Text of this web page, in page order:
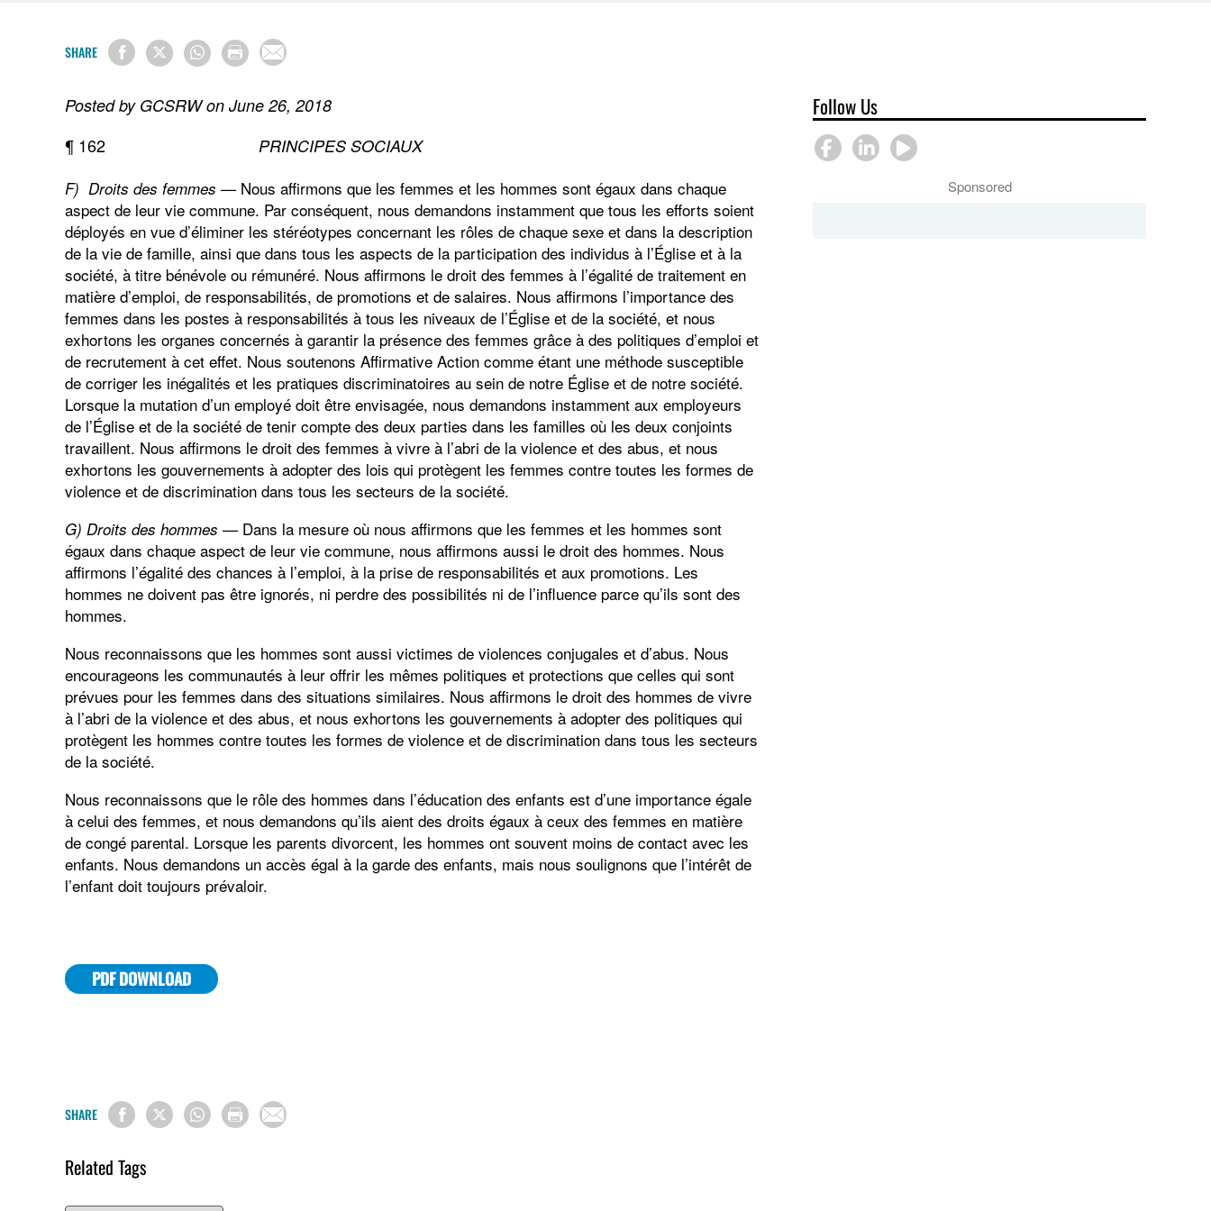
SHARE
Posted by GCSRW on June 26, 2018
¶ 162 PRINCIPES SOCIAUX
F) Droits des femmes — Nous affirmons que les femmes et les hommes sont égaux dans chaque
aspect de leur vie commune. Par conséquent, nous demandons instamment que tous les efforts soient
déployés en vue d’éliminer les stéréotypes concernant les rôles de chaque sexe et dans la description
de la vie de famille, ainsi que dans tous les aspects de la participation des individus à l’Église et à la
société, à titre bénévole ou rémunéré. Nous affirmons le droit des femmes à l’égalité de traitement en
matière d’emploi, de responsabilités, de promotions et de salaires. Nous affirmons l’importance des
femmes dans les postes à responsabilités à tous les niveaux de l’Église et de la société, et nous
exhortons les organes concernés à garantir la présence des femmes grâce à des politiques d’emploi et
de recrutement à cet effet. Nous soutenons Affirmative Action comme étant une méthode susceptible
de corriger les inégalités et les pratiques discriminatoires au sein de notre Église et de notre société.
Lorsque la mutation d’un employé doit être envisagée, nous demandons instamment aux employeurs
de l’Église et de la société de tenir compte des deux parties dans les familles où les deux conjoints
travaillent. Nous affirmons le droit des femmes à vivre à l’abri de la violence et des abus, et nous
exhortons les gouvernements à adopter des lois qui protègent les femmes contre toutes les formes de
violence et de discrimination dans tous les secteurs de la société.
G) Droits des hommes — Dans la mesure où nous affirmons que les femmes et les hommes sont
égaux dans chaque aspect de leur vie commune, nous affirmons aussi le droit des hommes. Nous
affirmons l’égalité des chances à l’emploi, à la prise de responsabilités et aux promotions. Les
hommes ne doivent pas être ignorés, ni perdre des possibilités ni de l’influence parce qu’ils sont des
hommes.
Nous reconnaissons que les hommes sont aussi victimes de violences conjugales et d’abus. Nous
encourageons les communautés à leur offrir les mêmes politiques et protections que celles qui sont
prévues pour les femmes dans des situations similaires. Nous affirmons le droit des hommes de vivre
à l’abri de la violence et des abus, et nous exhortons les gouvernements à adopter des politiques qui
protègent les hommes contre toutes les formes de violence et de discrimination dans tous les secteurs
de la société.
Nous reconnaissons que le rôle des hommes dans l’éducation des enfants est d’une importance égale
à celui des femmes, et nous demandons qu’ils aient des droits égaux à ceux des femmes en matière
de congé parental. Lorsque les parents divorcent, les hommes ont souvent moins de contact avec les
enfants. Nous demandons un accès égal à la garde des enfants, mais nous soulignons que l’intérêt de
l’enfant doit toujours prévaloir.
PDF DOWNLOAD
SHARE
Related Tags
Follow Us
Sponsored